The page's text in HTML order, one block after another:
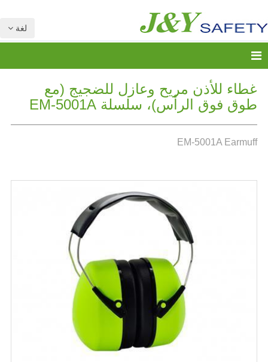
لغة
غطاء للأذن مريح وعازل للضجيج (مع
طوق فوق الرأس)، سلسلة EM-5001A
EM-5001A Earmuff